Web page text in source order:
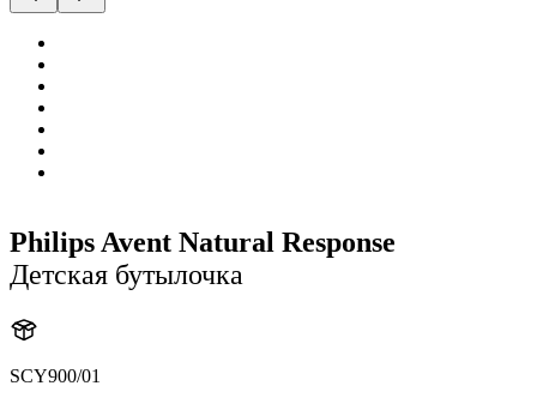
Philips Avent Natural Response
Детская бутылочка
SCY900/01